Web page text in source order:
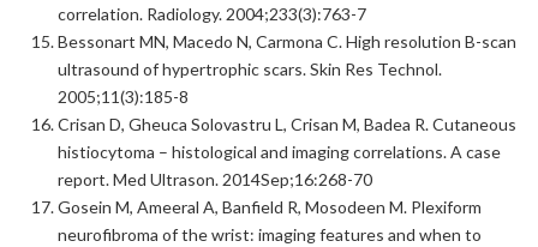
correlation. Radiology. 2004;233(3):763-7
Bessonart MN, Macedo N, Carmona C. High resolution B-scan
ultrasound of hypertrophic scars. Skin Res Technol.
2005;11(3):185-8
Crisan D, Gheuca Solovastru L, Crisan M, Badea R. Cutaneous
histiocytoma – histological and imaging correlations. A case
report. Med Ultrason. 2014Sep;16:268-70
Gosein M, Ameeral A, Banfield R, Mosodeen M. Plexiform
neurofibroma of the wrist: imaging features and when to